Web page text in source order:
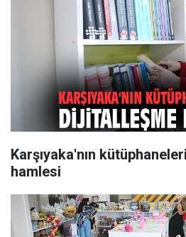
Karşıyaka'nın
hamlesi